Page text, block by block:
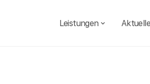
Leistungen